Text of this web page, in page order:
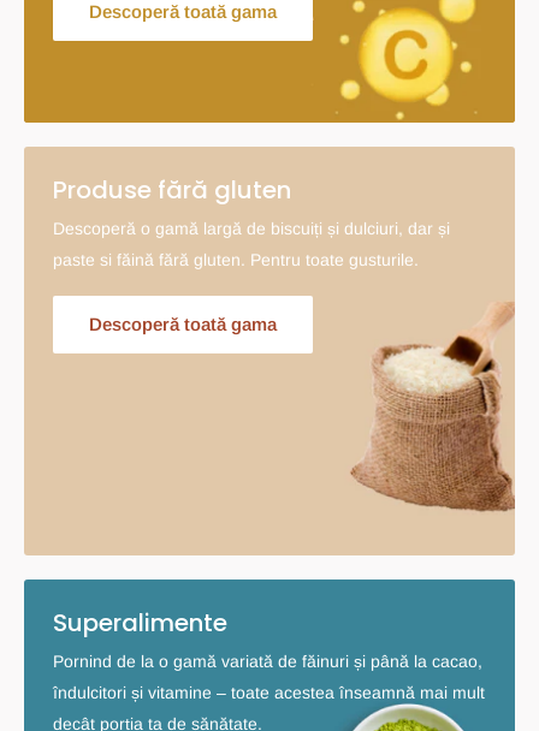
Descoperă toată gama
Produse fără gluten
Descoperă o gamă largă de biscuiți și dulciuri, dar și
paste si făină fără gluten. Pentru toate gusturile.
Descoperă toată gama
Superalimente
Pornind de la o gamă variată de făinuri și până la cacao,
îndulcitori și vitamine – toate acestea înseamnă mai mult
decât porția ta de sănătate.